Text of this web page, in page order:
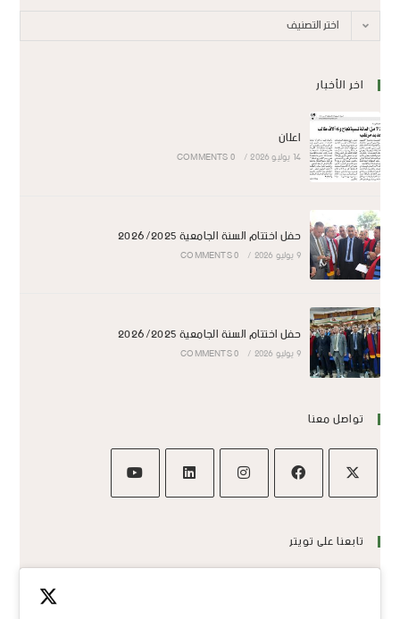
اختر التصنيف
اخر الأخبار
اعلان
14 يوليو 2026 /
0 COMMENTS
حفل اختتام السنة الجامعية 2026/2025
9 يوليو 2026 /
0 COMMENTS
حفل اختتام السنة الجامعية 2026/2025
9 يوليو 2026 /
0 COMMENTS
تواصل معنا
تابعنا على تويتر